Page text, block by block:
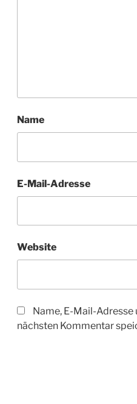
Name
E-Mail-Adresse
Website
Name, E-Mail-
nächsten Kommentar